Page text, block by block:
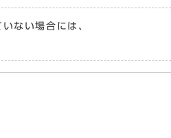
ない場合には、